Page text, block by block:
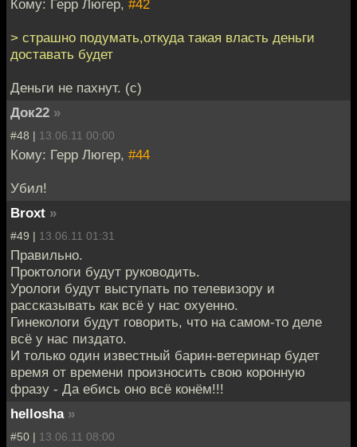
Кому: Герр Люгер, #42
> страшно подумать,откуда такая власть деньги
доставать будет
Деньги не пахнут. (с)
Док22 »
#48 | 13.06.11 00:00
Кому: Герр Люгер, #44
Убил!
Broxt »
#49 | 13.06.11 01:31
Правильно.
Проктологи будут руководить.
Урологи будут выступать по телевизору и
рассказывать как всё у нас охуенно.
Гинекологи будут говорить, что на самом-то деле
всё у нас пиздато.
И только один известный барин-ветеринар будет
время от времени произносить свою коронную
фразу - Да ебись оно всё конём!!!
hellosha »
#50 | 13.06.11 08:00